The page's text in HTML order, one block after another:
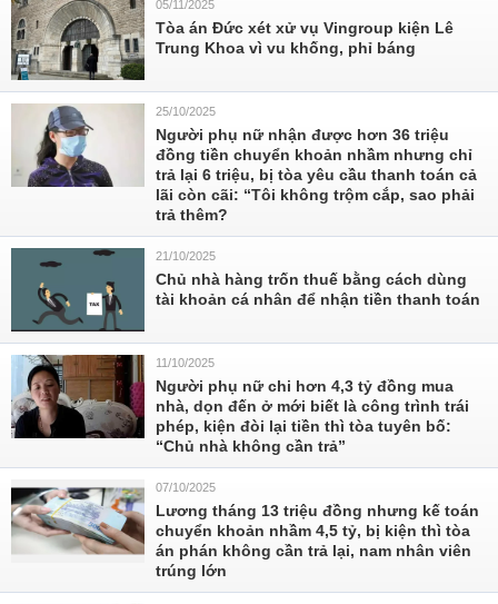
05/11/2025
Tòa án Đức xét xử vụ Vingroup kiện Lê
Trung Khoa vì vu khống, phỉ báng
25/10/2025
Người phụ nữ nhận được hơn 36 triệu
đồng tiền chuyển khoản nhầm nhưng chỉ
trả lại 6 triệu, bị tòa yêu cầu thanh toán cả
lãi còn cãi: “Tôi không trộm cắp, sao phải
trả thêm?
21/10/2025
Chủ nhà hàng trốn thuế bằng cách dùng
tài khoản cá nhân để nhận tiền thanh toán
11/10/2025
Người phụ nữ chi hơn 4,3 tỷ đồng mua
nhà, dọn đến ở mới biết là công trình trái
phép, kiện đòi lại tiền thì tòa tuyên bố:
“Chủ nhà không cần trả”
07/10/2025
Lương tháng 13 triệu đồng nhưng kế toán
chuyển khoản nhầm 4,5 tỷ, bị kiện thì tòa
án phán không cần trả lại, nam nhân viên
trúng lớn